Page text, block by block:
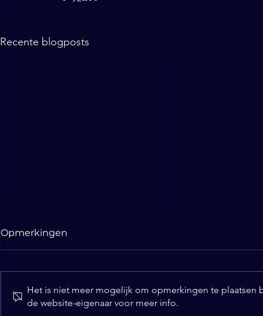
Recente blogposts
Een
Opmerkingen
Het is niet meer mogelijk om opmerkingen te plaatsen
de website-eigenaar voor meer info.